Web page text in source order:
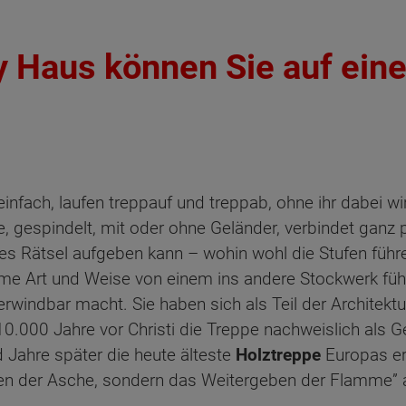
Haus können Sie auf
laufen treppauf und treppab, ohne ihr dabei
gespindelt, mit oder ohne Geländer, verbindet
Rätsel aufgeben kann – wohin wohl die Stufen
Art und Weise von einem ins andere Stockwerk
macht. Sie haben sich als Teil der
Jahre vor Christi die Treppe nachweislich als
später die heute älteste Holztreppe Europas
der Asche, sondern das Weitergeben der